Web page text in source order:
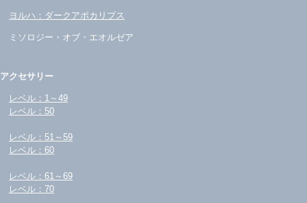
ヨルハ：ダークアポカリプス
ミソロジー・オブ・エオルゼア
アクセサリー
レベル：1～49
レベル：50
レベル：51～59
レベル：60
レベル：61～69
レベル：70